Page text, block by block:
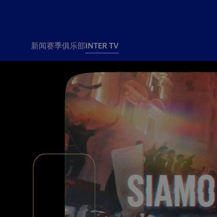
新闻
新闻 所有新闻
俱乐部
Tickets and stadium
国际米兰女子队
赛季
赛季 团队
赛程 赛果
俱乐部
俱乐
部
INTER TV
票务 Tickets
Season Pass
Season pass resale
Change owner
Siamo Noi Card